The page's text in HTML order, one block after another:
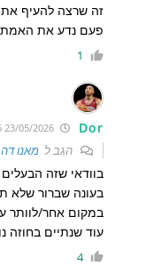
זה שרצה להעיף את
פעם נדע את
1
Dor
הגב למאנו
בוודאי שזה
בעונה שברור שלא
במקום אחר/לוותר
עוד שנתיים בחוזה
4